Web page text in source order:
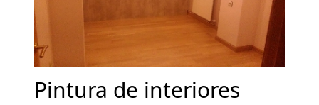
Pintura de interiores